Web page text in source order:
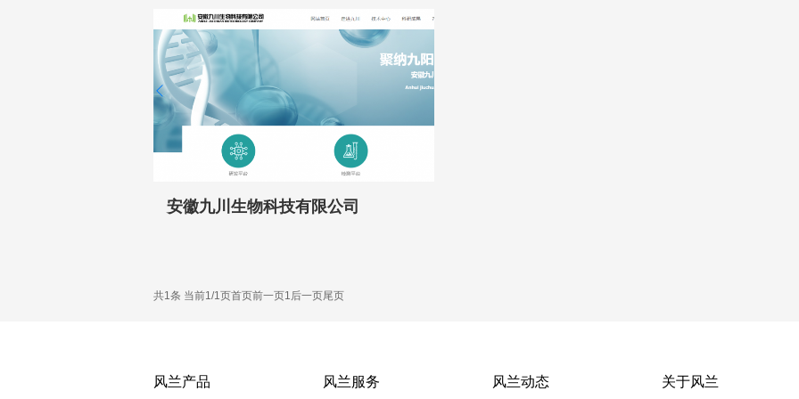
安徽九川生物科技有限公司
共1条 当前1/1页首页前一页1后一页尾页
风兰产品 风兰服务 风兰动态 关于风兰